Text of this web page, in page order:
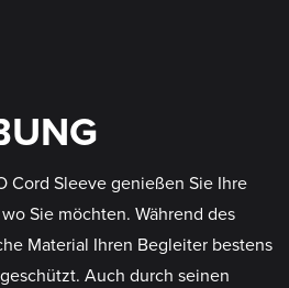
Cord Sleeve genießen Sie Ihre
Sie möchten. Während des
Material Ihren Begleiter bestens
Auch durch seinen